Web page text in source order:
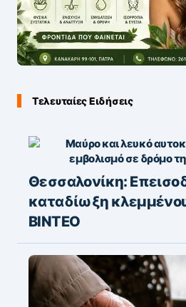
Τελευταίες Ειδήσεις
Θεσσαλονίκη:
καταδίωξη
ΒΙΝΤΕΟ